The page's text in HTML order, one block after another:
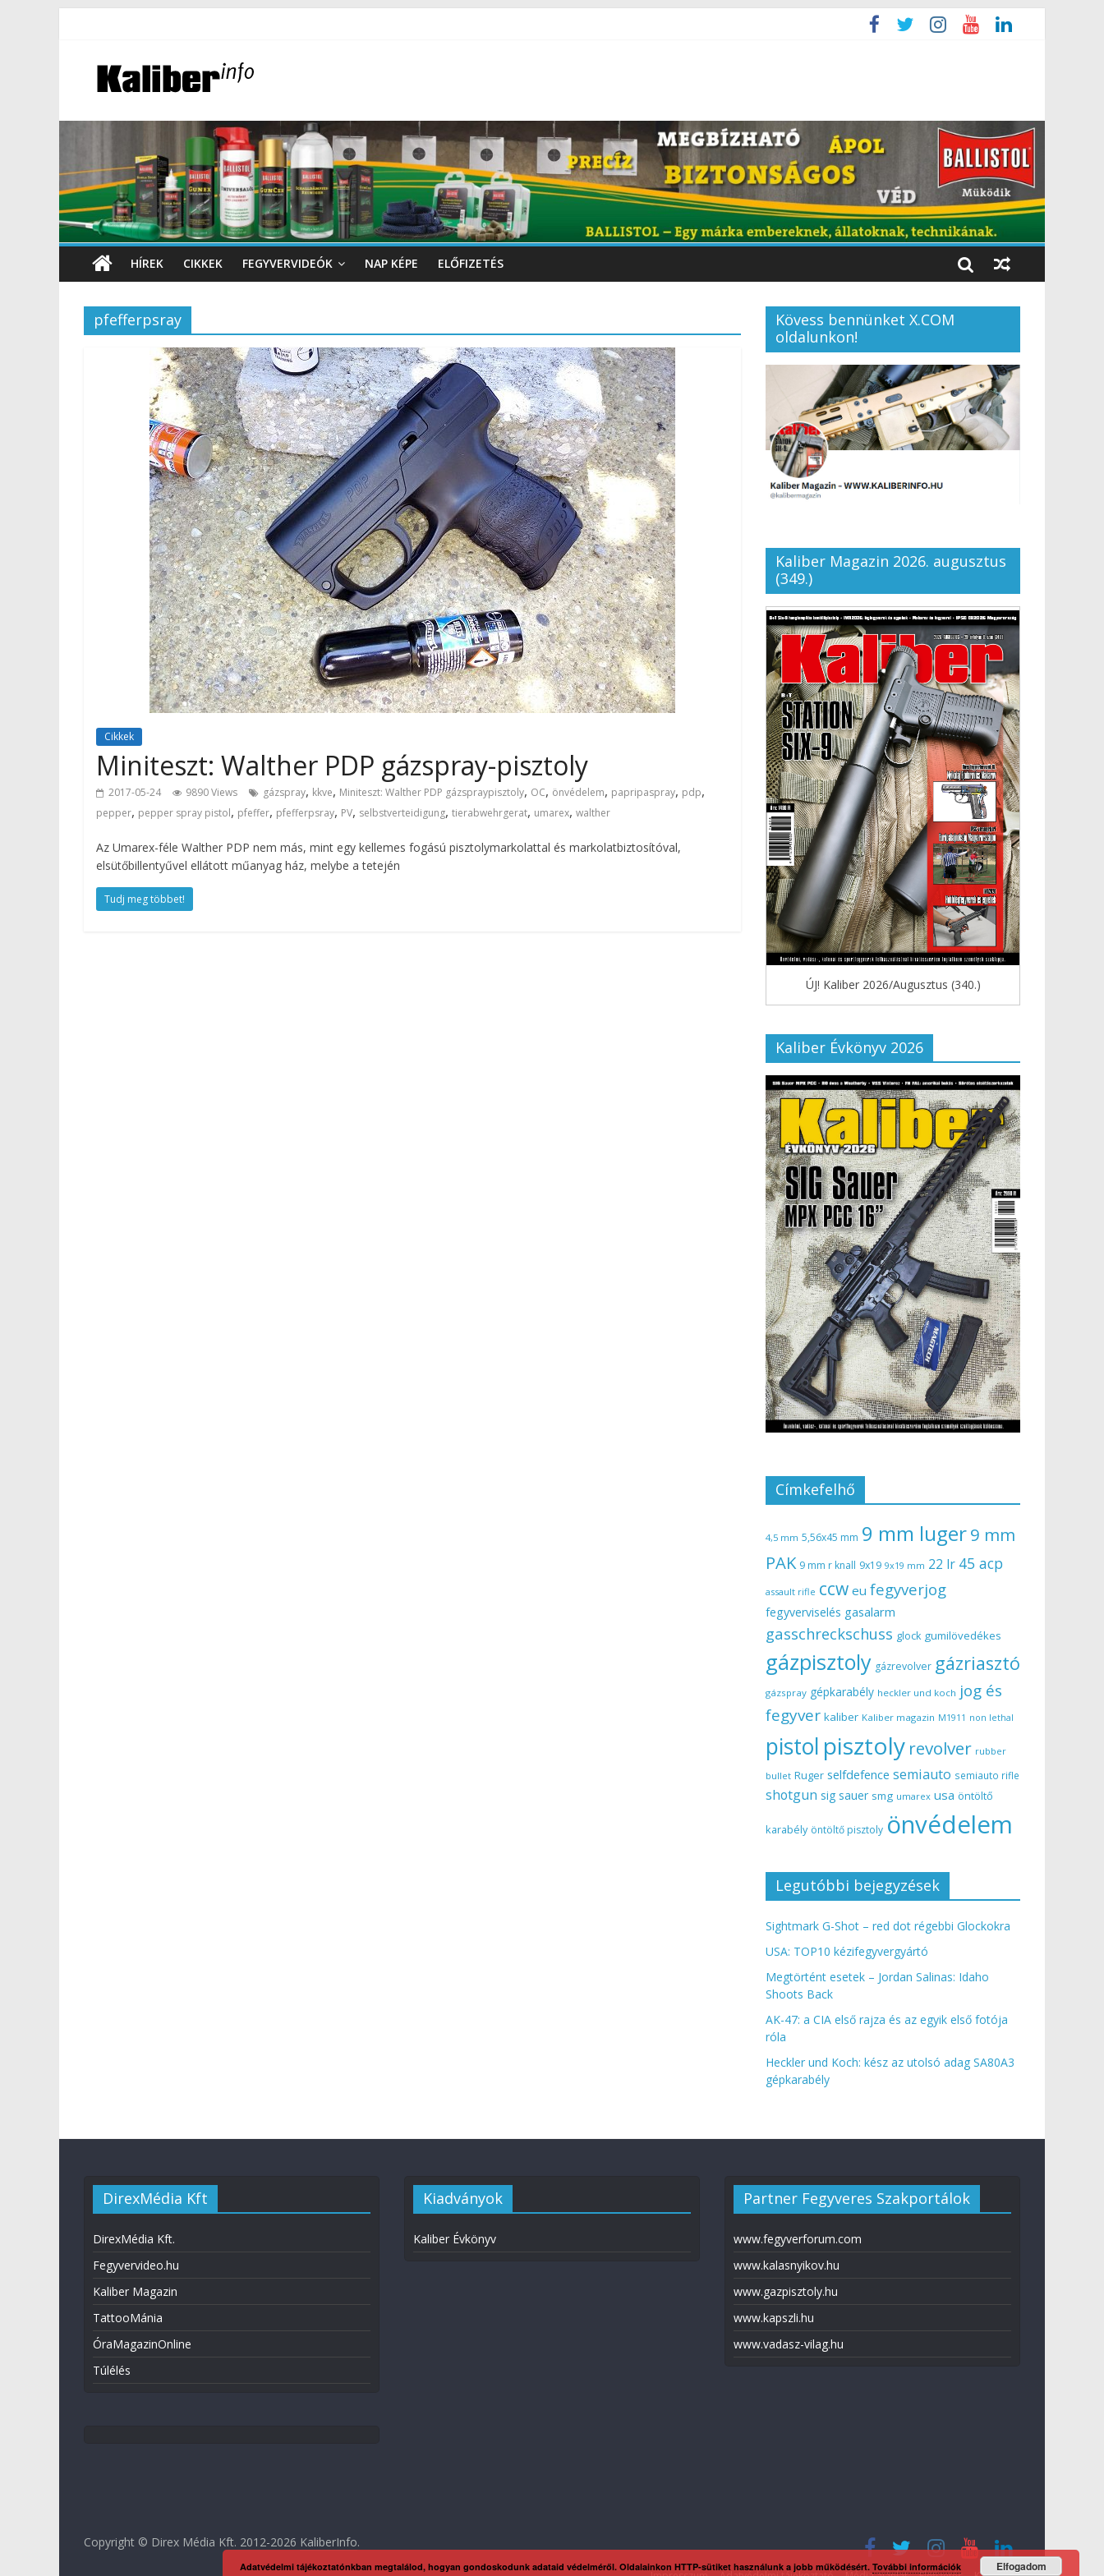
HÍREK CIKKEK FEGYVERVIDEÓK NAP KÉPE ELŐFIZETÉS
pfefferpsray
Cikkek
Miniteszt: Walther PDP gázspray-pisztoly
2017-05-24 9890 Views gázspray, kkve, Miniteszt: Walther PDP gázspraypisztoly, OC, önvédelem, papripaspray, pdp,
pepper, pepper spray pistol, pfeffer, pfefferpsray, PV, selbstverteidigung, tierabwehrgerat, umarex, walther
Az Umarex-féle Walther PDP nem más, mint egy kellemes fogású pisztolymarkolattal és markolatbiztosítóval,
elsütőbillentyűvel ellátott műanyag ház, melybe a tetején
Tudj meg többet!
Kövess bennünket X.COM
oldalunkon!
Kaliber Magazin 2026. augusztus
(349.)
ÚJ! Kaliber 2026/Augusztus (340.)
Kaliber Évkönyv 2026
Címkefelhő
4,5 mm 5,56x45 mm 9 mm luger9 mm
PAK 9 mm r knall 9x19 9x19 mm 22 lr 45 acp
assault rifle ccw eu fegyverjog
fegyverviselés gasalarm
gasschreckschuss glock gumilövedékes
gázpisztoly gázrevolver gázriasztó
gázspray gépkarabély heckler und koch jog és
fegyver kaliber Kaliber magazin M1911 non lethal
pistol pisztoly revolver rubber
bullet Ruger selfdefence semiauto semiauto rifle
shotgun sig sauer smg umarex usa öntöltő
karabély öntöltő pisztoly önvédelem
Legutóbbi bejegyzések
Sightmark G-Shot – red dot régebbi Glockokra
USA: TOP10 kézifegyvergyártó
Megtörtént esetek – Jordan Salinas: Idaho
Shoots Back
AK-47: a CIA első rajza és az egyik első fotója
róla
Heckler und Koch: kész az utolsó adag SA80A3
gépkarabély
DirexMédia Kft
DirexMédia Kft.
Fegyvervideo.hu
Kaliber Magazin
TattooMánia
ÓraMagazinOnline
Túlélés
Kiadványok
Kaliber Évkönyv
Partner Fegyveres Szakportálok
www.fegyverforum.com
www.kalasnyikov.hu
www.gazpisztoly.hu
www.kapszli.hu
www.vadasz-vilag.hu
Copyright © Direx Média Kft. 2012-2026 KaliberInfo.
Adatvédelmi tájékoztatónkban megtalálod, hogyan gondoskodunk adataid védelméről. Oldalainkon HTTP-sütiket használunk a jobb működésért. További információk Elfogadom